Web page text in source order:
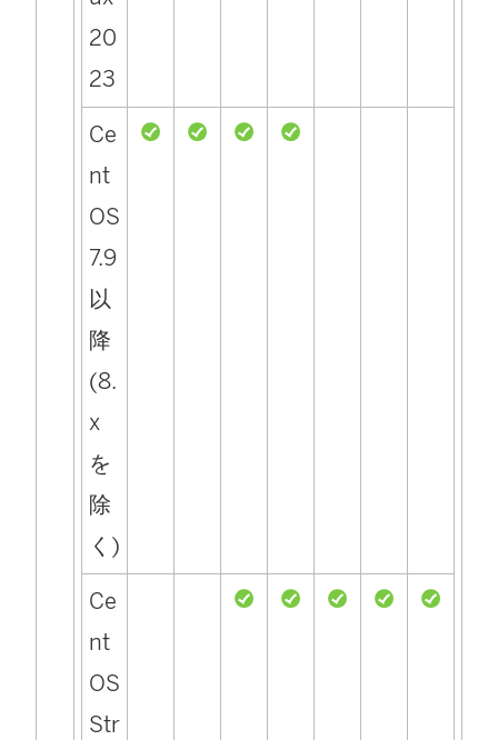
20
23
Ce
nt
OS
7.9
以
降
(8.
x
を
除
く)
Ce
nt
OS
Str